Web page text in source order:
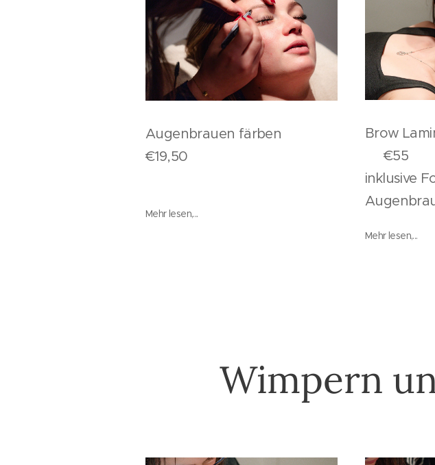
Augenbrauen färben
€19,50
Mehr lesen,...
Brow
€55
inklusive
Mehr lesen,...
Wimpern